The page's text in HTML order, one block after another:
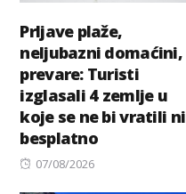
Prljave plaže,
neljubazni domaćini,
prevare: Turisti
izglasali 4 zemlje u
koje se ne bi vratili ni
besplatno
Posted
07/08/2026